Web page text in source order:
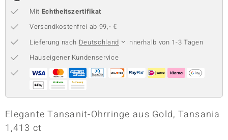
Collection
Classics
Mit Echtheitszertifikat
Versandkostenfrei ab 99,- €
Lieferung nach Deutschland
innerhalb von 1-3 Tagen
Hauseigener Kundenservice
Elegante Tansanit-Ohrringe aus Gold, Tansania
1,413 ct